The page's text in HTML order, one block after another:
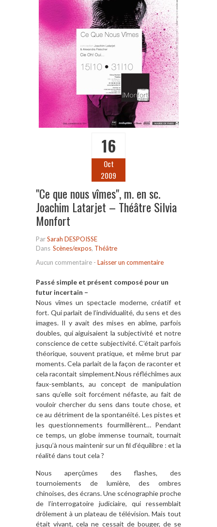
16
Oct
2009
"Ce que nous vîmes", m. en sc.
Joachim Latarjet – Théâtre Silvia
Monfort
ParSarah DESPOISSE
Dans Scènes/expos, Théâtre
Aucun commentaire - Laisser un commentaire
Passé simple et présent composé pour un
futur incertain –
Nous vîmes un spectacle moderne, créatif et
fort. Qui parlait de l’individualité, du sens et des
images. Il y avait des mises en abîme, parfois
doubles, qui aiguisaient la subjectivité et notre
conscience de cette subjectivité. C’était parfois
théorique, souvent pratique, et même brut par
moments. Cela parlait de la façon de raconter et
cela racontait simplement.Nous réfléchîmes aux
faux-semblants, au concept de manipulation
sans qu’elle soit forcément néfaste, au fait de
vouloir chercher du sens dans toute chose, et
ce au détriment de la spontanéité. Les pistes et
les questionnements fourmillèrent… Pendant
ce temps, un globe immense tournait, tournait
jusqu’à nous maintenir sur un fil d’équilibre : et la
réalité dans tout cela ?
Nous aperçûmes des flashes, des
tournoiements de lumière, des ombres
chinoises, des écrans. Une scénographie proche
de l’interrogatoire judiciaire, qui ressemblait
drôlement à un plateau de télévision. Mais tout
était vivant, cela ne cessait de bouger, de se